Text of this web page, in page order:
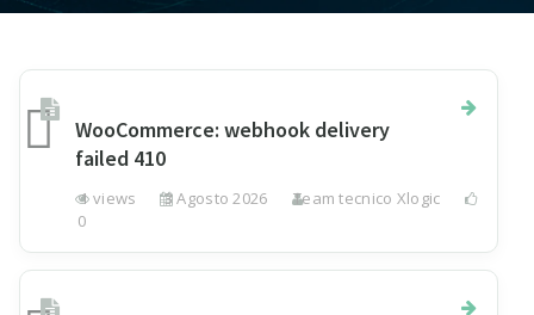
WooCommerce: webhook delivery
failed 410
1 views 3 Agosto 2026
Team tecnico Xlogic
0